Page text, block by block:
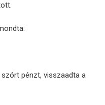
pénzt, visszaadta a